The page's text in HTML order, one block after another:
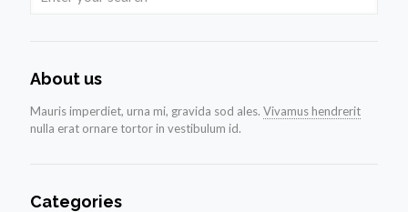
About us
Mauris imperdiet, urna mi, gravida sod ales. Vivamus hendrerit
nulla erat ornare tortor in vestibulum id.
Categories